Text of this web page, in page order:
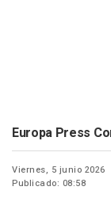
Europa Press
Viernes, 5 junio 2026
Publicado: 08:58